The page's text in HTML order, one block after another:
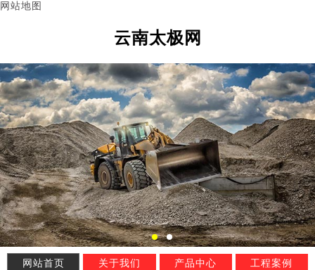
网站地图
云南太极网
网站首页 关于我们 产品中心 工程案例